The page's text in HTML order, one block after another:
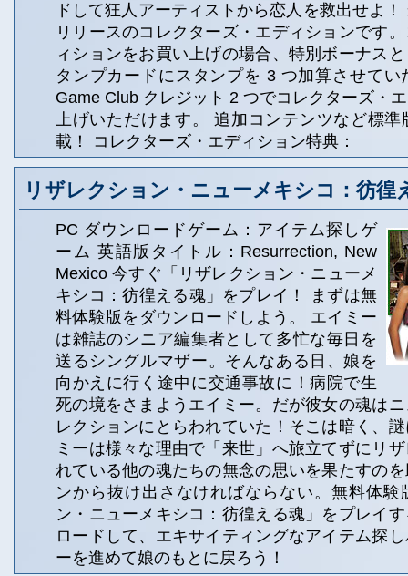
ドして狂人アーティストから恋人を救出せよ
リリースのコレクターズ・エディションです
ィションをお買い上げの場合、特別ボーナス
タンプカードにスタンプを 3 つ加算させてい
Game Club クレジット 2 つでコレクターズ・
上げいただけます。 追加コンテンツなど標準
載！ コレクターズ・エディション特典：
リザレクション・ニューメキシコ：彷徨
PC ダウンロードゲーム：アイテム探しゲ
ーム 英語版タイトル：Resurrection, New
Mexico 今すぐ「リザレクション・ニューメ
キシコ：彷徨える魂」をプレイ！ まずは無
料体験版をダウンロードしよう。 エイミー
は雑誌のシニア編集者として多忙な毎日を
送るシングルマザー。そんなある日、娘を
向かえに行く途中に交通事故に！病院で生
死の境をさまようエイミー。だが彼女の魂は
レクションにとらわれていた！そこは暗く、
ミーは様々な理由で「来世」へ旅立てずにリ
れている他の魂たちの無念の思いを果たすの
ンから抜け出さなければならない。無料体験
ン・ニューメキシコ：彷徨える魂」をプレイ
ロードして、エキサイティングなアイテム探
ーを進めて娘のもとに戻ろう！